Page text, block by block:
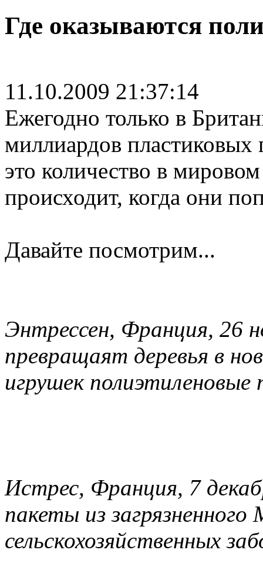
Где оказываются
11.10.2009 21:37:14
Ежегодно только в
миллиардов пластиковых
это количество в
происходит, когда они
Давайте посмотрим...
Энтрессен, Франция, 26
превращаят деревья в
игрушек полиэтиленовые
Истрес, Франция, 7
пакеты из
сельскохозяйственных